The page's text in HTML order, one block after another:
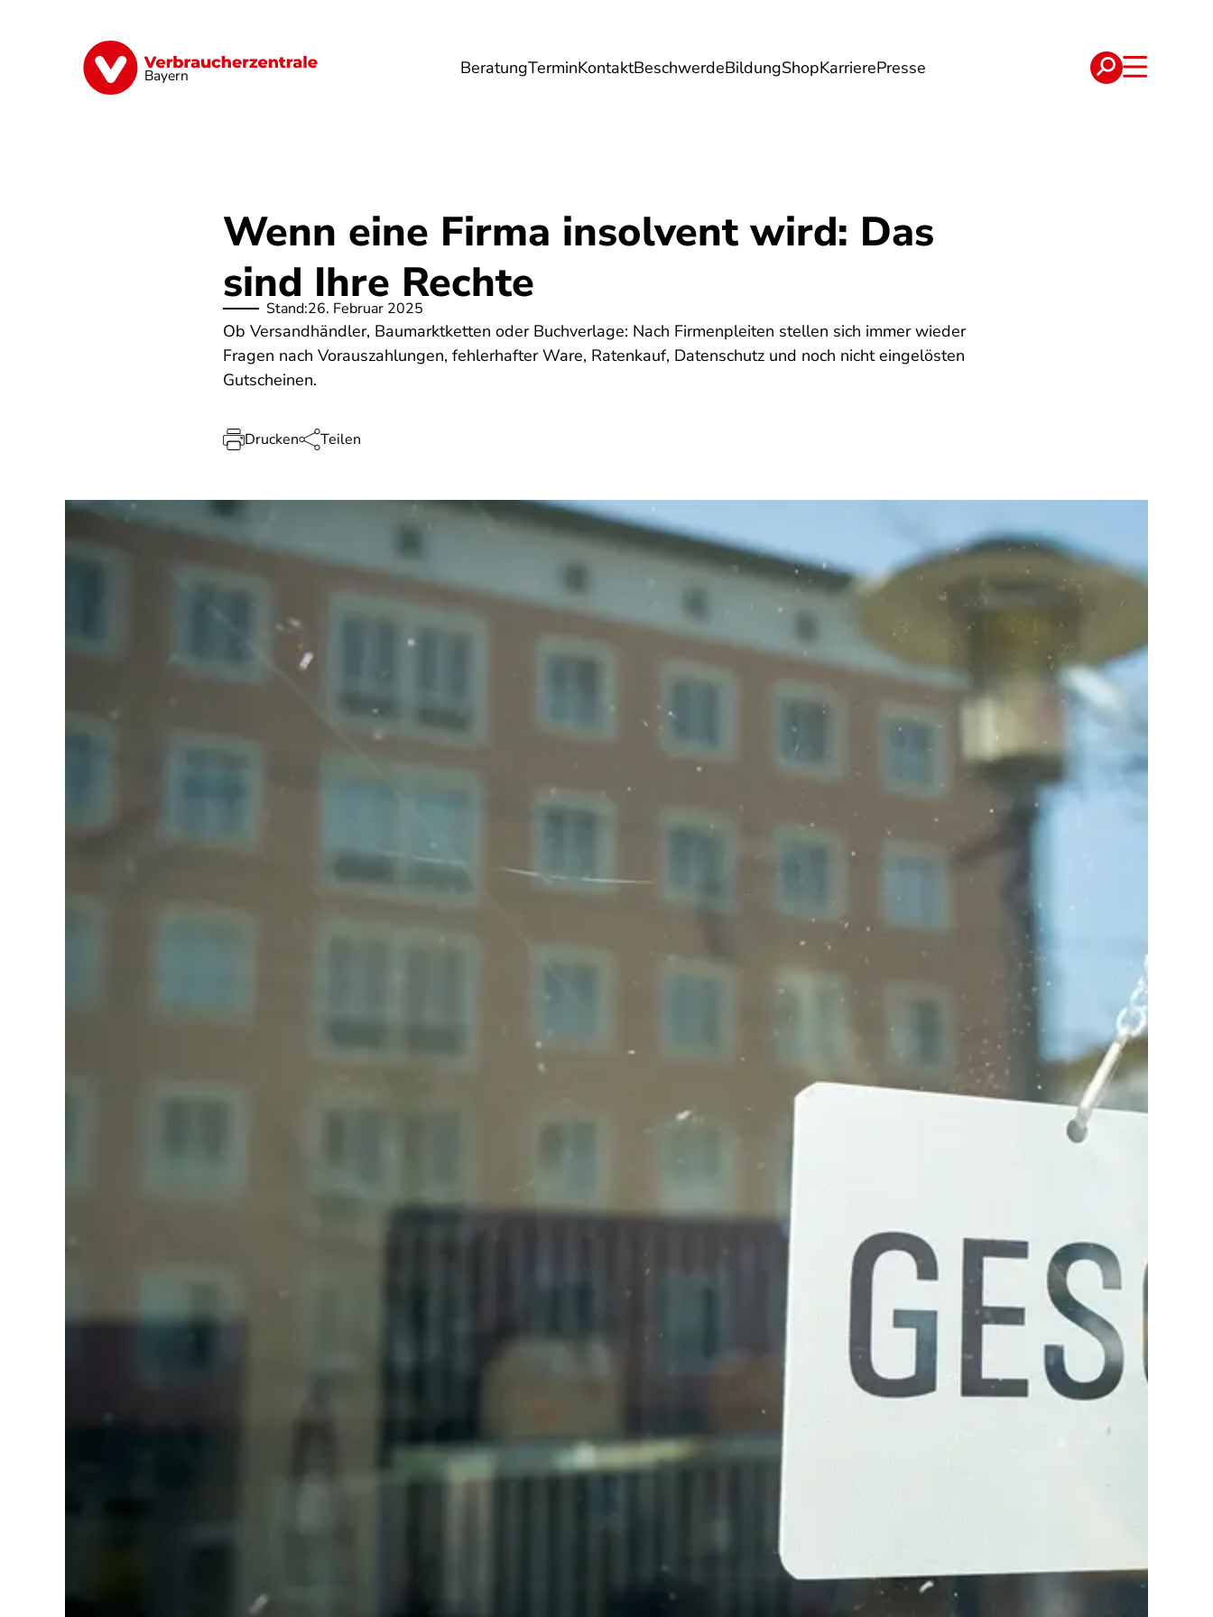
Bayern BeratungTerminKontaktBeschwerdeBildungShopKarrierePresse
Finanzen Digitales Lebensmittel Umwelt Gesundheit Energie Reise Verträge
Wenn eine Firma insolvent wird: Das
sind Ihre Rechte
Stand:26. Februar 2025
Ob Versandhändler, Baumarktketten oder Buchverlage: Nach Firmenpleiten stellen sich immer wieder
Fragen nach Vorauszahlungen, fehlerhafter Ware, Ratenkauf, Datenschutz und noch nicht eingelösten
Gutscheinen.
Drucken Teilen